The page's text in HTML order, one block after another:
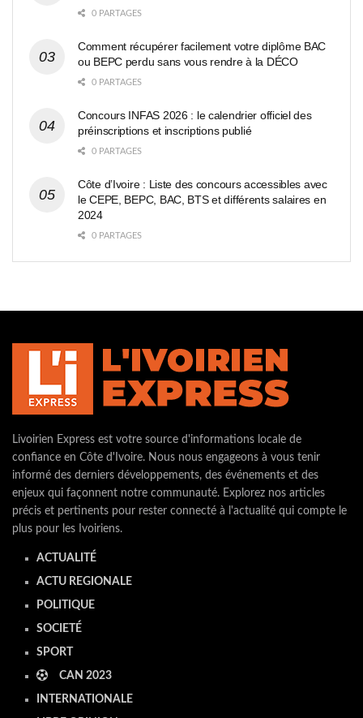
0 PARTAGES
Comment récupérer facilement votre diplôme BAC
ou BEPC perdu sans vous rendre à la DÉCO
0 PARTAGES
Concours INFAS 2026 : le calendrier officiel des
préinscriptions et inscriptions publié
0 PARTAGES
Côte d’Ivoire : Liste des concours accessibles avec
le CEPE, BEPC, BAC, BTS et différents salaires en
2024
0 PARTAGES
Livoirien Express est votre source d'informations locale de
confiance en Côte d'Ivoire. Nous nous engageons à vous tenir
informé des derniers développements, des événements et des
enjeux qui façonnent notre communauté. Explorez nos articles
précis et pertinents pour rester connecté à l'actualité qui compte le
plus pour les Ivoiriens.
ACTUALITÉ
ACTU REGIONALE
POLITIQUE
SOCIETÉ
SPORT
CAN 2023
INTERNATIONALE